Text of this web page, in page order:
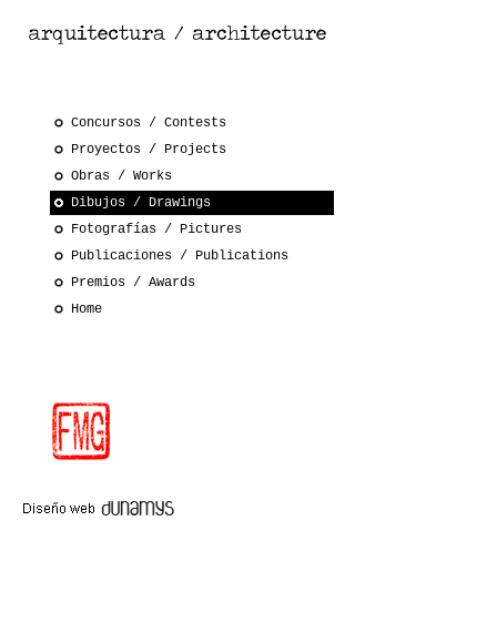
Concursos / Contests
Proyectos / Projects
Obras / Works
Dibujos / Drawings
Fotografías / Pictures
Publicaciones / Publications
Premios / Awards
Home